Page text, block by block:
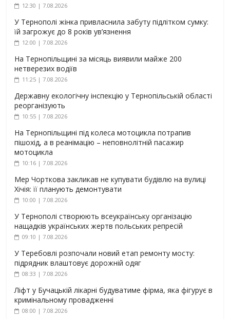
12:30 | 7.08.2026
У Тернополі жінка привласнила забуту підлітком сумку:
їй загрожує до 8 років ув’язнення
12:00 | 7.08.2026
На Тернопільщині за місяць виявили майже 200
нетверезих водіїв
11:25 | 7.08.2026
Державну екологічну інспекцію у Тернопільській області
реорганізують
10:55 | 7.08.2026
На Тернопільщині під колеса мотоцикла потрапив
пішохід, а в реанімацію – неповнолітній пасажир
мотоцикла
10:16 | 7.08.2026
Мер Чорткова закликав не купувати будівлю на вулиці
Хічія: її планують демонтувати
10:00 | 7.08.2026
У Тернополі створюють всеукраїнську організацію
нащадків українських жертв польських репресій
09:10 | 7.08.2026
У Теребовлі розпочали новий етап ремонту мосту:
підрядник влаштовує дорожній одяг
08:33 | 7.08.2026
Ліфт у Бучацькій лікарні будуватиме фірма, яка фігурує в
кримінальному провадженні
08:00 | 7.08.2026